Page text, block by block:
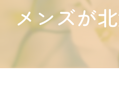
メンズが